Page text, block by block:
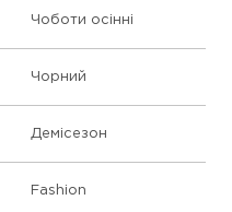
Чоботи осінні
Чорний
Демісезон
Fashion